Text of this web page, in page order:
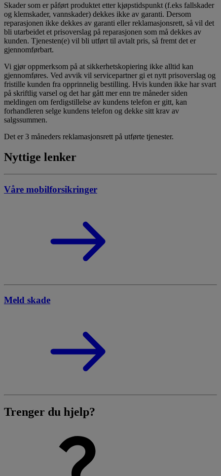
Skader som er påført produktet etter kjøpstidspunkt (f.eks fallskader
og klemskader, vannskader) dekkes ikke av garanti. Dersom
reparasjonen ikke dekkes av garanti eller reklamasjonsrett, så vil det
bli utarbeidet et prisoverslag på reparasjonen som må dekkes av
kunden. Tjenesten(e) vil bli utført til avtalt pris, så fremt det er
gjennomførbart.
Vi gjør oppmerksom på at sikkerhetskopiering ikke alltid kan
gjennomføres. Ved avvik vil servicepartner gi et nytt prisoverslag og
fristille kunden fra opprinnelig bestilling. Hvis kunden ikke har svart
på skriftlig varsel og det har gått mer enn tre måneder siden
meldingen om ferdigstillelse av kundens telefon er gitt, kan
forhandleren selge kundens telefon og dekke sitt krav av
salgssummen.
Det er 3 måneders reklamasjonsrett på utførte tjenester.
Nyttige lenker
Våre mobilforsikringer
Meld skade
Trenger du hjelp?